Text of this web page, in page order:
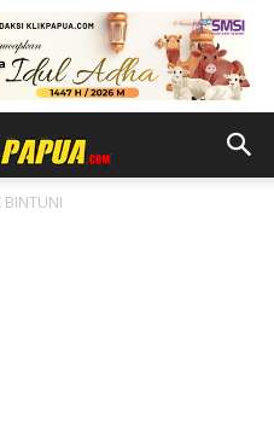
BINTUNI